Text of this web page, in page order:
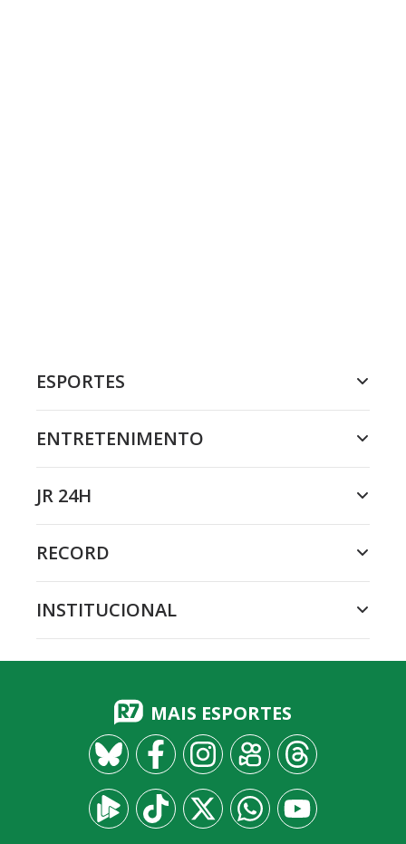
ESPORTES
ENTRETENIMENTO
JR 24H
RECORD
INSTITUCIONAL
MAIS ESPORTES